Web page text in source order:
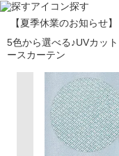
探す
【夏季休業のお知らせ】
5色から選べる♪UVカッ
ースカーテン